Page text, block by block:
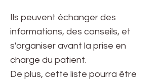
Ils peuvent échanger des
informations, des conseils, et
s'organiser avant la prise en
charge du patient.
De plus, cette liste pourra être